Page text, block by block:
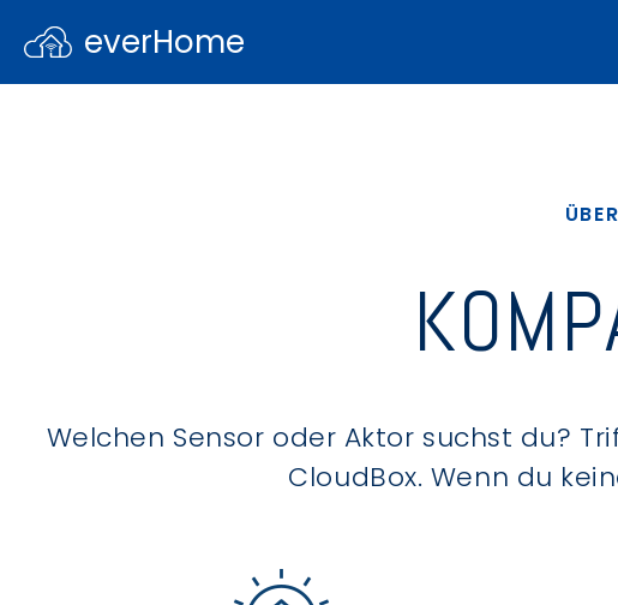
everHome
Welchen Sensor oder Aktor suchst du?
CloudBox. Wenn du